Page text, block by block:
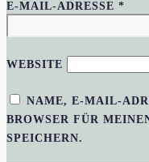
E-MAIL-ADRESSE*
WEBSITE
NAME, E-MAIL-
BROWSER FÜR
SPEICHERN.